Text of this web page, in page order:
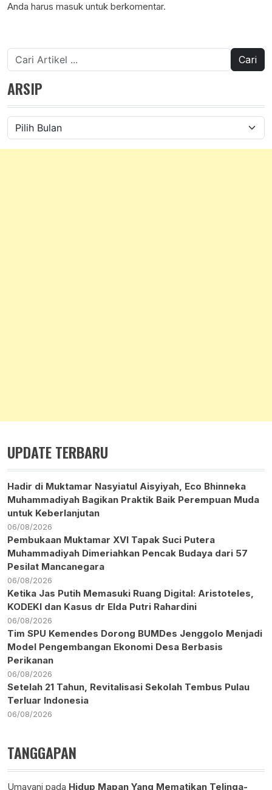
Anda harus masuk untuk berkomentar.
Cari
untuk:
ARSIP
Arsip
UPDATE TERBARU
Hadir di Muktamar Nasyiatul Aisyiyah, Eco Bhinneka
Muhammadiyah Bagikan Praktik Baik Perempuan Muda
untuk Keberlanjutan
06/08/2026
Pembukaan Muktamar XVI Tapak Suci Putera
Muhammadiyah Dimeriahkan Pencak Budaya dari 57
Pesilat Mancanegara
06/08/2026
Ketika Jas Putih Memasuki Ruang Digital: Aristoteles,
KODEKI dan Kasus dr Elda Putri Rahardini
06/08/2026
Tim SPU Kemendes Dorong BUMDes Jenggolo Menjadi
Model Pengembangan Ekonomi Desa Berbasis
Perikanan
06/08/2026
Setelah 21 Tahun, Revitalisasi Sekolah Tembus Pulau
Terluar Indonesia
06/08/2026
TANGGAPAN
Umayani pada Hidup Mapan Yang Mematikan Telinga-